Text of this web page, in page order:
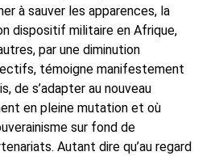
à sauver les apparences, la
dispositif militaire en Afrique,
par une diminution
témoigne manifestement
de s’adapter au nouveau
en pleine mutation et où
sur fond de
Autant dire qu’au regard